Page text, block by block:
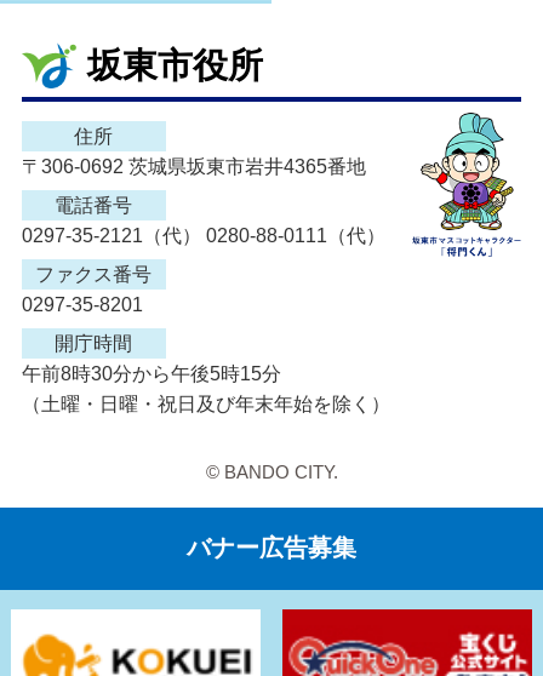
坂東市役所
住所
〒306-0692 茨城県坂東市岩井4365番地
電話番号
0297-35-2121（代） 0280-88-0111（代）
ファクス番号
0297-35-8201
開庁時間
午前8時30分から午後5時15分
（土曜・日曜・祝日及び年末年始を除く）
© BANDO CITY.
バナー広告募集